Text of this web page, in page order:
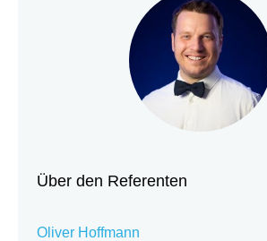
Über den Referenten
Oliver Hoffmann